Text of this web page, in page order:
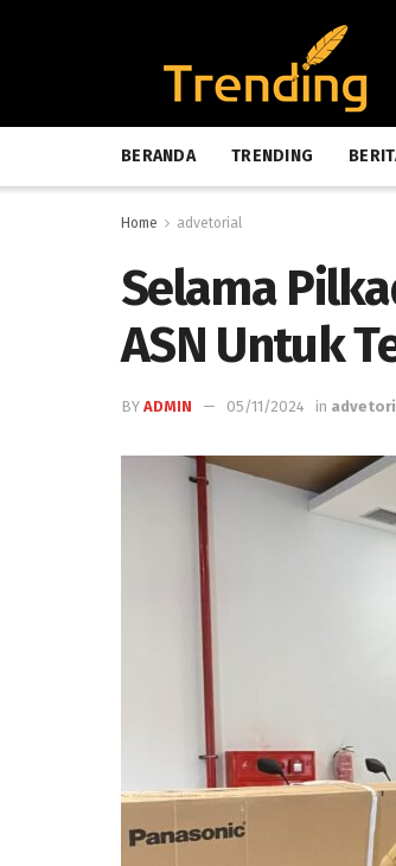
BERANDA TRENDING
Home advetorial
Selama
ASN Untuk
BY ADMIN 05/11/2024 in